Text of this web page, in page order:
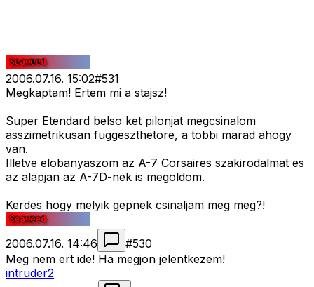
2006.07.16. 15:02#531
Megkaptam! Ertem mi a stajsz!
Super Etendard belso ket pilonjat megcsinalom
asszimetrikusan fuggeszthetore, a tobbi marad ahogy
van.
Illetve elobanyaszom az A-7 Corsaires szakirodalmat es
az alapjan az A-7D-nek is megoldom.
Kerdes hogy melyik gepnek csinaljam meg meg?!
2006.07.16. 14:46 #530
Meg nem ert ide! Ha megjon jelentkezem!
intruder2